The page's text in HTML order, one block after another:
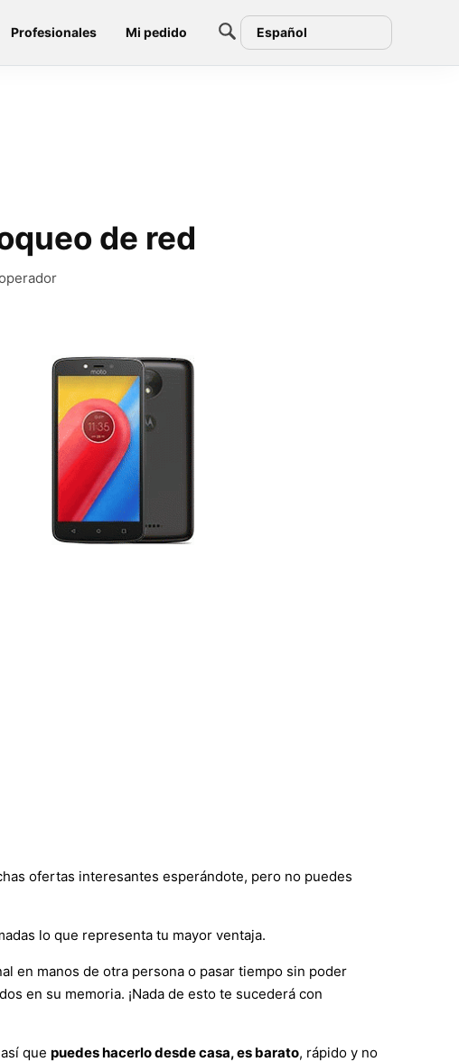
Profesionales Mi pedido Español
de red
ofertas interesantes esperándote, pero no puedes
lo que representa tu mayor ventaja.
en manos de otra persona o pasar tiempo sin poder
en su memoria. ¡Nada de esto te sucederá con
que puedes hacerlo desde casa, es barato, rápido y no